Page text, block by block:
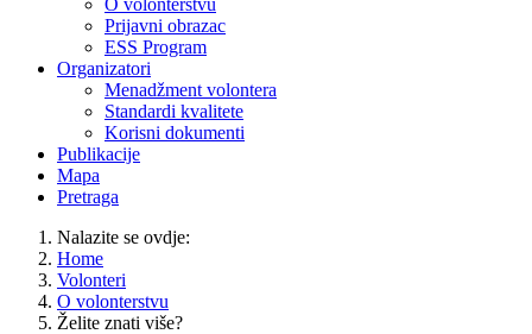
O volonterstvu
Prijavni obrazac
ESS Program
Organizatori
Menadžment volontera
Standardi kvalitete
Korisni dokumenti
Publikacije
Mapa
Pretraga
Nalazite se ovdje:
Home
Volonteri
O volonterstvu
Želite znati više?